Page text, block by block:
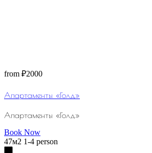
from ₽2000
Апартаменты «Голд»
Апартаменты «Голд»
Book Now
47м2 1-4 person